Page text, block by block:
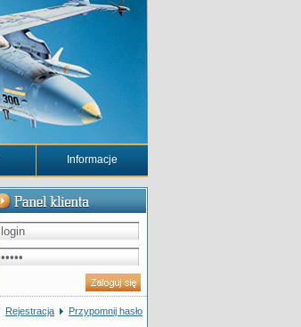
Informacje
Rejestracja Przypomnij hasło